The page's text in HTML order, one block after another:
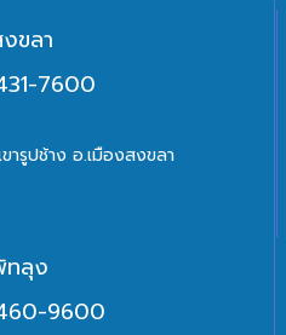
ขลา
7600
รูปช้าง อ.เมืองสงขลา
ทลุง
9600